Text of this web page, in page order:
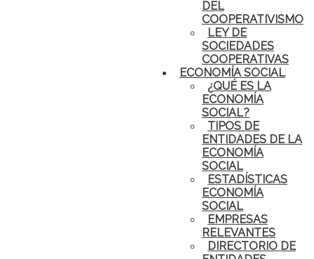
DEL
COOPERATIVISMO
LEY DE
SOCIEDADES
COOPERATIVAS
ECONOMÍA SOCIAL
¿QUÉ ES LA
ECONOMÍA
SOCIAL?
TIPOS DE
ENTIDADES DE LA
ECONOMÍA
SOCIAL
ESTADÍSTICAS
ECONOMÍA
SOCIAL
EMPRESAS
RELEVANTES
DIRECTORIO DE